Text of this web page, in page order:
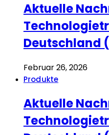
Aktuelle
Deutschland
Februar 26, 2026
Produkte
Aktuelle